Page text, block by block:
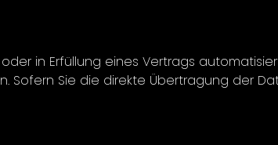
in Erfüllung eines Vertrags
Sofern Sie die direkte Übertragung der